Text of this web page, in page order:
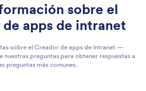
sobre el
apps de intranet
sobre el Creador de apps de intranet —
nuestras preguntas para obtener respuestas a
preguntas más comunes.